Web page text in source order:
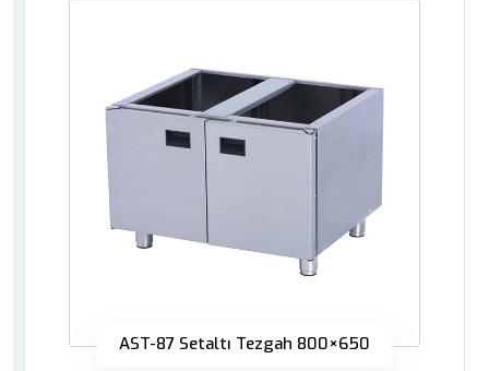
AST-87 Setaltı Tezgah 800×650